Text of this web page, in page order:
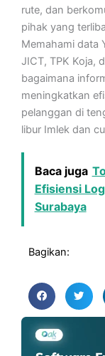
rute, dan
pihak yang
Memahami data
JICT, TPK Koja,
bagaimana
meningkatkan
pelanggan di
libur Imlek dan
Baca juga
Efisiensi
Surabaya
Bagikan: